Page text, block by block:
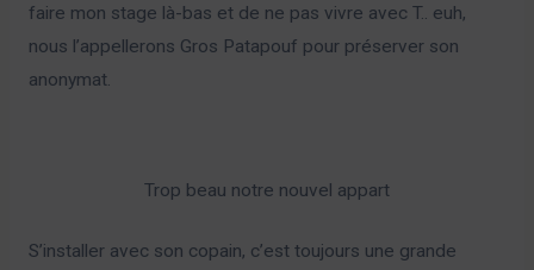
faire mon stage là-bas et de ne pas vivre avec T.. euh,
nous l’appellerons Gros Patapouf pour préserver son
anonymat.
Trop beau notre nouvel appart
S’installer avec son copain, c’est toujours une grande